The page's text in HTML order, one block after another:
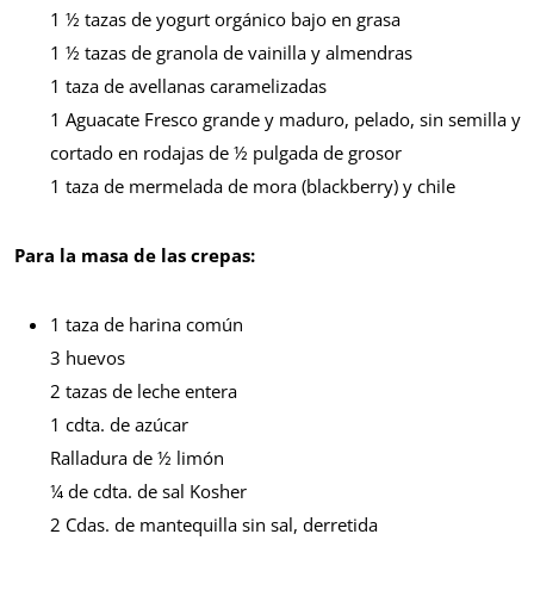
1 ½ tazas de yogurt orgánico bajo en grasa
1 ½ tazas de granola de vainilla y almendras
1 taza de avellanas caramelizadas
1 Aguacate Fresco grande y maduro, pelado, sin semilla y
cortado en rodajas de ½ pulgada de grosor
1 taza de mermelada de mora (blackberry) y chile
Para la masa de las crepas:
1 taza de harina común
3 huevos
2 tazas de leche entera
1 cdta. de azúcar
Ralladura de ½ limón
¼ de cdta. de sal Kosher
2 Cdas. de mantequilla sin sal, derretida